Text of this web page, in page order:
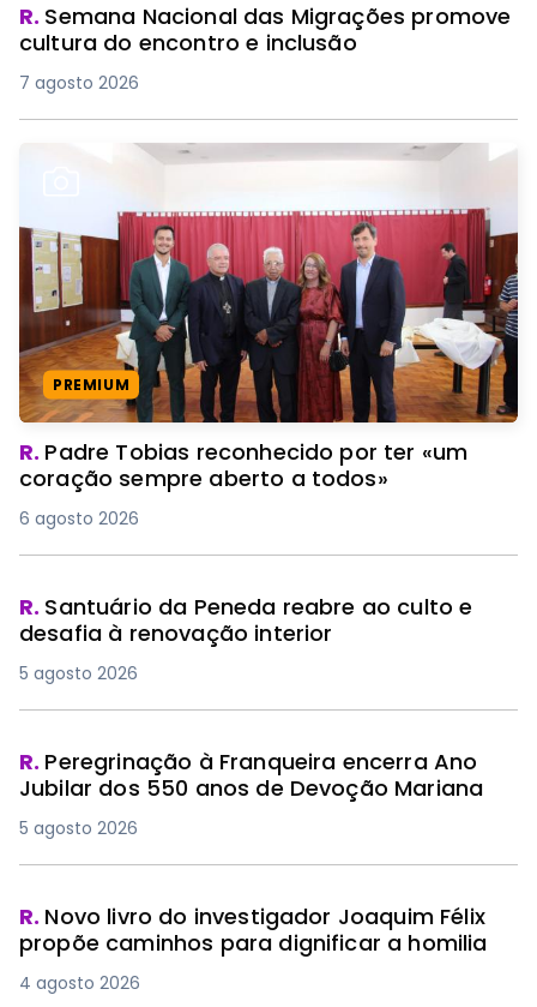
R. Semana Nacional das Migrações promove
cultura do encontro e inclusão
7 agosto 2026
PREMIUM
R. Padre Tobias reconhecido por ter «um
coração sempre aberto a todos»
6 agosto 2026
R. Santuário da Peneda reabre ao culto e
desafia à renovação interior
5 agosto 2026
R. Peregrinação à Franqueira encerra Ano
Jubilar dos 550 anos de Devoção Mariana
5 agosto 2026
R. Novo livro do investigador Joaquim Félix
propõe caminhos para dignificar a homilia
4 agosto 2026